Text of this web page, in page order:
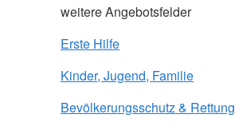
weitere Angebotsfelder
Erste Hilfe
Kinder, Jugend, Familie
Bevölkerungsschutz & Rettung